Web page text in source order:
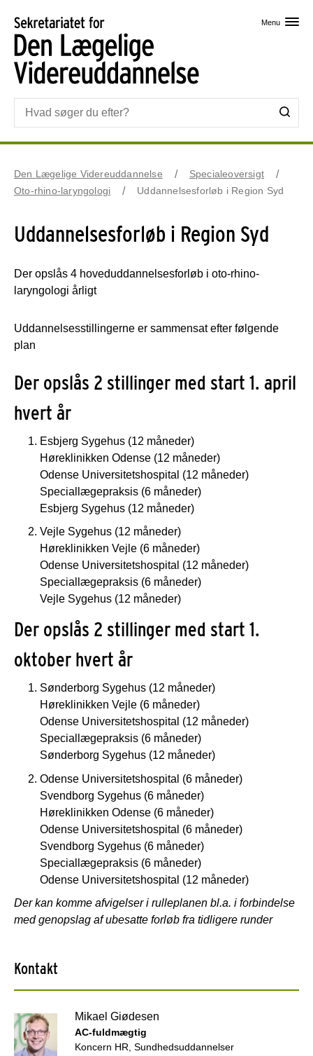
Menu
Den Lægelige Videreuddannelse
Specialeoversigt
Oto-rhino-laryngologi
Uddannelsesforløb i Region Syd
Uddannelsesforløb i Region Syd
Der opslås 4 hoveduddannelsesforløb i oto-rhino-
laryngologi årligt
Uddannelsesstillingerne er sammensat efter følgende
plan
Der opslås 2 stillinger med start 1. april
hvert år
Esbjerg Sygehus (12 måneder)
Høreklinikken Odense (12 måneder)
Odense Universitetshospital (12 måneder)
Speciallægepraksis (6 måneder)
Esbjerg Sygehus (12 måneder)
Vejle Sygehus (12 måneder)
Høreklinikken Vejle (6 måneder)
Odense Universitetshospital (12 måneder)
Speciallægepraksis (6 måneder)
Vejle Sygehus (12 måneder)
Der opslås 2 stillinger med start 1.
oktober hvert år
Sønderborg Sygehus (12 måneder)
Høreklinikken Vejle (6 måneder)
Odense Universitetshospital (12 måneder)
Speciallægepraksis (6 måneder)
Sønderborg Sygehus (12 måneder)
Odense Universitetshospital (6 måneder)
Svendborg Sygehus (6 måneder)
Høreklinikken Odense (6 måneder)
Odense Universitetshospital (6 måneder)
Svendborg Sygehus (6 måneder)
Speciallægepraksis (6 måneder)
Odense Universitetshospital (12 måneder)
Der kan komme afvigelser i rulleplanen bl.a. i forbindelse
med genopslag af ubesatte forløb fra tidligere runder
Kontakt
Mikael Giødesen
AC-fuldmægtig
Koncern HR, Sundhedsuddannelser